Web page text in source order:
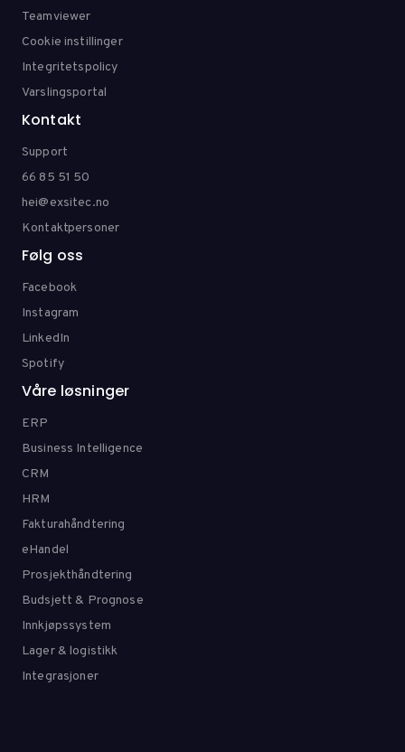
Teamviewer
Cookie instillinger
Integritetspolicy
Varslingsportal
Kontakt
Support
66 85 51 50
hei@exsitec.no
Kontaktpersoner
Følg oss
Facebook
Instagram
LinkedIn
Spotify
Våre løsninger
ERP
Business Intelligence
CRM
HRM
Fakturahåndtering
eHandel
Prosjekthåndtering
Budsjett & Prognose
Innkjøpssystem
Lager & logistikk
Integrasjoner